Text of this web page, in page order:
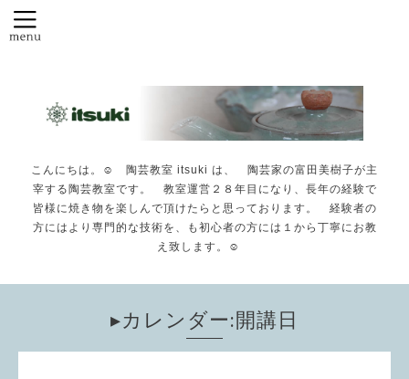
こんにちは。☺️ 陶芸教室 itsuki は、 陶芸家の富田美樹子が主
宰する陶芸教室です。 教室運営２８年目になり、長年の経験で
皆様に焼き物を楽しんで頂けたらと思っております。 経験者の
方にはより専門的な技術を、も初心者の方には１から丁寧にお教
え致します。☺️
▸カレンダー:開講日